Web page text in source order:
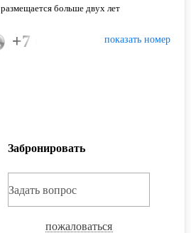
размещается больше двух лет
показать номер
+7 (965) 613-55-57
Забронировать
Задать вопрос
пожаловаться